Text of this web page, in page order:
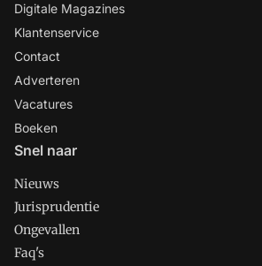
Digitale Magazines
Klantenservice
Contact
Adverteren
Vacatures
Boeken
Snel naar
Nieuws
Jurisprudentie
Ongevallen
Faq's